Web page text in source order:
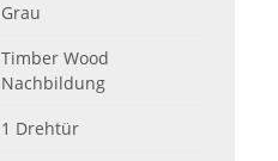
Grau
Timber Wood
Nachbildung
1 Drehtür